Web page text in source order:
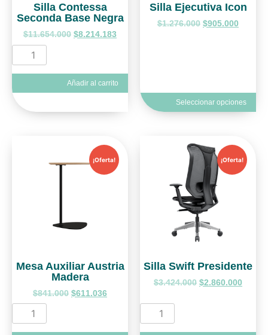
Silla Contessa
Seconda Base Negra
$11.654.000 $8.214.183
Añadir al carrito
Silla Ejecutiva Icon
$1.276.000 $905.000
Seleccionar opciones
¡Oferta!
Mesa Auxiliar Austria
Madera
$841.000 $611.036
¡Oferta!
Silla Swift Presidente
$3.424.000 $2.860.000